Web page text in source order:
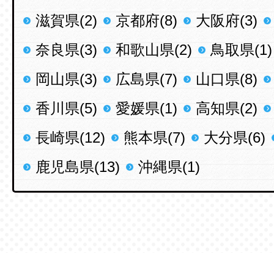
滋賀県(2)
京都府(8)
大阪府(3)
奈良県(3)
和歌山県(2)
鳥取県(1)
岡山県(3)
広島県(7)
山口県(8)
香川県(5)
愛媛県(1)
高知県(2)
長崎県(12)
熊本県(7)
大分県(6)
鹿児島県(13)
沖縄県(1)